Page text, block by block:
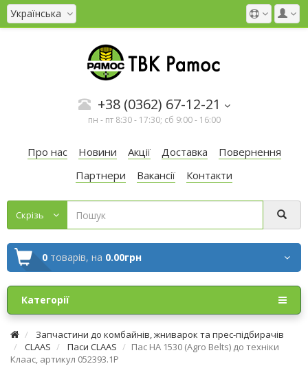
Українська
+38 (0362) 67-12-21
пн - пт 8:30 - 17:30; сб 9:00 - 16:00
Про нас Новини Акції Доставка
Повернення
Партнери
Вакансії Контакти
Cкрізь
0 товарів, на 0.00грн
Категорії
Запчастини до комбайнів, жниварок та прес-підбирачів
CLAAS
Паси CLAAS
Пас HA 1530 (Agro Belts) до техніки
Клаас, артикул 052393.1P